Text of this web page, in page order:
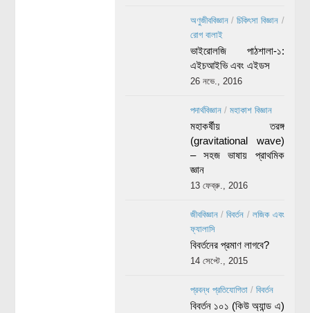
অণুজীববিজ্ঞান/চিকিৎসা বিজ্ঞান /
রোগ বালাই
ভাইরোলজি পাঠশালা-১:
এইচআইভি এবং এইডস
26 নভে., 2016
পদার্থবিজ্ঞান/ মহাকাশ বিজ্ঞান
মহাকর্ষীয় তরঙ্গ
(gravitational wave)
– সহজ ভাষায় প্রাথমিক
জ্ঞান
13 ফেব্রু., 2016
জীববিজ্ঞান/বিবর্তন /লজিক এবং
ফ্যালাসি
বিবর্তনের প্রমাণ লাগবে?
14 সেপ্টে., 2015
প্রবন্ধ প্রতিযোগিতা/ বিবর্তন
বিবর্তন ১০১ (কিউ অ্যান্ড এ)